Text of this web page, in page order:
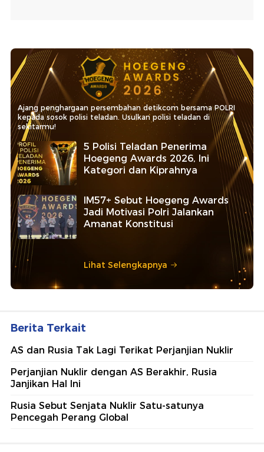
Ajang penghargaan persembahan detikcom bersama POLRI
kepada sosok polisi teladan. Usulkan polisi teladan di
sekitarmu!
5 Polisi Teladan Penerima
Hoegeng Awards 2026, Ini
Kategori dan Kiprahnya
IM57+ Sebut Hoegeng Awards
Jadi Motivasi Polri Jalankan
Amanat Konstitusi
Lihat Selengkapnya
Berita Terkait
AS dan Rusia Tak Lagi Terikat Perjanjian Nuklir
Perjanjian Nuklir dengan AS Berakhir, Rusia
Janjikan Hal Ini
Rusia Sebut Senjata Nuklir Satu-satunya
Pencegah Perang Global